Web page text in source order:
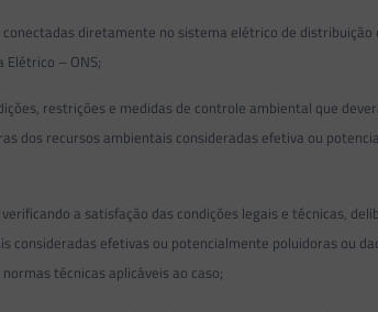
diretamente no sistema elétrico de distribuição
– ONS;
restrições e medidas de controle ambiental que
dos recursos ambientais consideradas efetiva ou
a satisfação das condições legais e técnicas,
efetivas ou potencialmente poluidoras ou
técnicas aplicáveis ao caso;